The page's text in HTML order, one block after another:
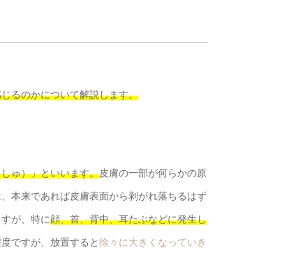
るのかについて解説します。
ゅ）」といいます。皮膚の一部が何らかの原
本来であれば皮膚表面から剥がれ落ちるはず
が、特に顔、首、背中、耳たぶなどに発生し
ですが、放置すると徐々に大きくなっていき